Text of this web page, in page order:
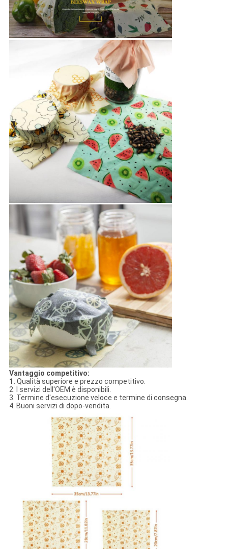
Vantaggio competitivo:
1. Qualità superiore e prezzo competitivo.
2. I servizi dell'OEM è disponibili.
3. Termine d'esecuzione veloce e termine di consegna.
4. Buoni servizi di dopo-vendita.